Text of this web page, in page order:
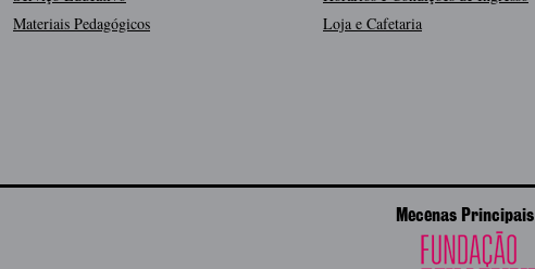
Materiais Pedagógicos
Loja e Cafetaria
Mecenas Principais